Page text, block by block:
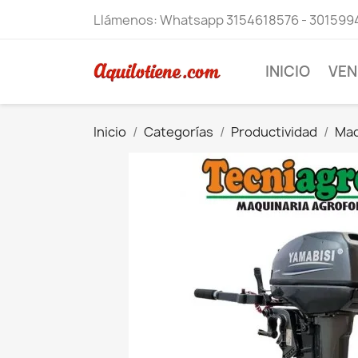
Llámenos:Whatsapp 3154618576 -
INICIO
Inicio Categorías Productividad